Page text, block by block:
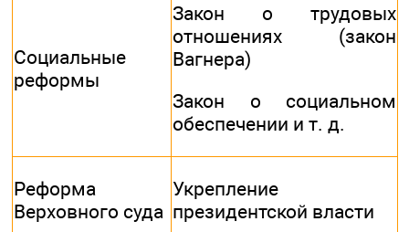
Социальные
реформы
Закон о трудовых
отношениях (закон
Вагнера)
Закон о социальном
обеспечении и т. д.
Реформа
Верховного суда
Укрепление
президентской власти